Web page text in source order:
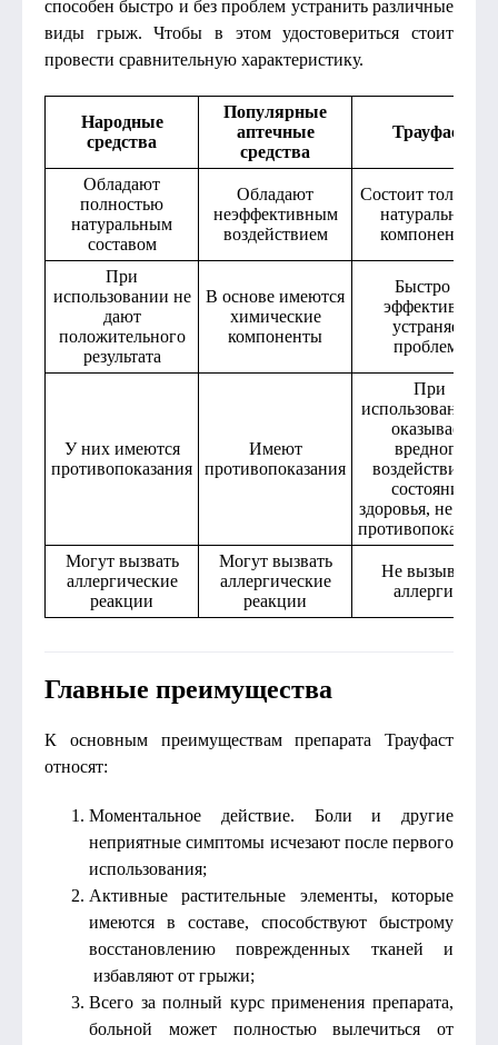
способен быстро и без проблем устранить различные
виды грыж. Чтобы в этом удостовериться стоит
провести сравнительную характеристику.
Народные
средства
Популярные
аптечные
средства
Трауфаст
Обладают
полностью
натуральным
составом
Обладают
неэффективным
воздействием
Состоит только из
натуральных
компонентов
При
использовании не
дают
положительного
результата
В основе имеются
химические
компоненты
Быстро и
эффективно
устраняет
проблему
У них имеются
противопоказания
Имеют
противопоказания
При
использовании не
оказывает
вредного
воздействия на
состояние
здоровья, не
Могут вызвать
аллергические
реакции
Могут вызвать
аллергические
реакции
Не вызывает
аллергию
Главные преимущества
К основным преимуществам препарата Трауфаст
относят:
Моментальное действие. Боли и другие
неприятные симптомы исчезают после первого
использования;
Активные растительные элементы, которые
имеются в составе, способствуют быстрому
восстановлению поврежденных тканей и
избавляют от грыжи;
Всего за полный курс применения препарата,
больной может полностью вылечиться от